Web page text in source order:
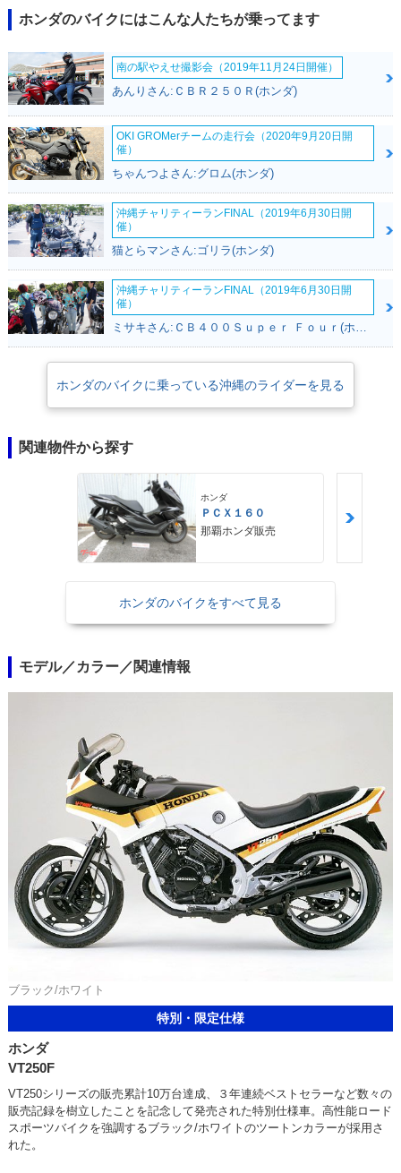
目のモデルチェンジからはアンダーカウルも備えるようになった。この、
ハーフカウル+アンダーカウルの組み合わせは、ゼルビス（1991年-）にお
いて再現された。ゼルビスも、同系統のエンジンを搭載するVT250シリー
ズの一員だった。
ホンダのバイクにはこんな人たちが乗ってます
南の駅やえせ撮影会（2019年11月24日開催）
あんりさん:ＣＢＲ２５０Ｒ(ホンダ)
OKI GROMerチームの走行会（2020年9月20日開
催）
ちゃんつよさん:グロム(ホンダ)
沖縄チャリティーランFINAL（2019年6月30日開
催）
猫とらマンさん:ゴリラ(ホンダ)
沖縄チャリティーランFINAL（2019年6月30日開
催）
ミサキさん:ＣＢ４００Ｓｕｐｅｒ Ｆｏｕｒ(ホンダ)
ホンダのバイクに乗っている沖縄のライダーを見る
関連物件から探す
ホンダ
ＰＣＸ１６０
那覇ホンダ販売
ホンダのバイクをすべて見る
モデル／カラー／関連情報
ブラック/ホワイト
特別・限定仕様
ホンダ
VT250F
VT250シリーズの販売累計10万台達成、３年連続ベストセラーなど数々の
販売記録を樹立したことを記念して発売された特別仕様車。高性能ロード
スポーツバイクを強調するブラック/ホワイトのツートンカラーが採用さ
れた。